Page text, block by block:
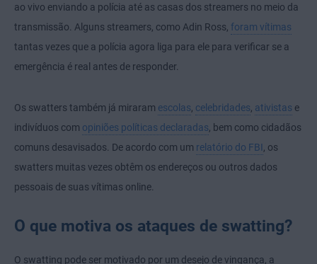
ao vivo enviando a polícia até as casas dos streamers no meio da
transmissão. Alguns streamers, como Adin Ross, foram vítimas
tantas vezes que a polícia agora liga para ele para verificar se a
emergência é real antes de responder.
Os swatters também já miraram escolas, celebridades, ativistas e
indivíduos com opiniões políticas declaradas, bem como cidadãos
comuns desavisados. De acordo com um relatório do FBI, os
swatters muitas vezes obtêm os endereços ou outros dados
pessoais de suas vítimas online.
O que motiva os ataques de swatting?
O swatting pode ser motivado por um desejo de vingança, a